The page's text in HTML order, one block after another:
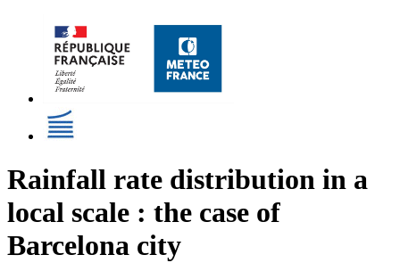
Rainfall rate distribution in a
local scale : the case of
Barcelona city